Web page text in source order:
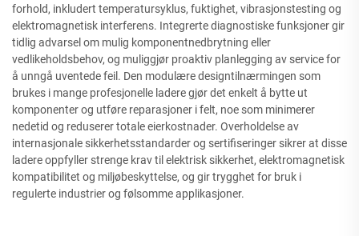
forhold, inkludert temperatursyklus, fuktighet, vibrasjonstesting og
elektromagnetisk interferens. Integrerte diagnostiske funksjoner gir
tidlig advarsel om mulig komponentnedbrytning eller
vedlikeholdsbehov, og muliggjør proaktiv planlegging av service for
å unngå uventede feil. Den modulære designtilnærmingen som
brukes i mange profesjonelle ladere gjør det enkelt å bytte ut
komponenter og utføre reparasjoner i felt, noe som minimerer
nedetid og reduserer totale eierkostnader. Overholdelse av
internasjonale sikkerhetsstandarder og sertifiseringer sikrer at disse
ladere oppfyller strenge krav til elektrisk sikkerhet, elektromagnetisk
kompatibilitet og miljøbeskyttelse, og gir trygghet for bruk i
regulerte industrier og følsomme applikasjoner.